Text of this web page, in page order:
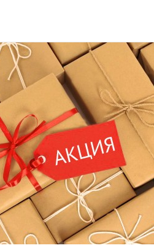
персональних даних
не більше 10 мб
Ви отримаєте на наступний
та обміну не підлягають.